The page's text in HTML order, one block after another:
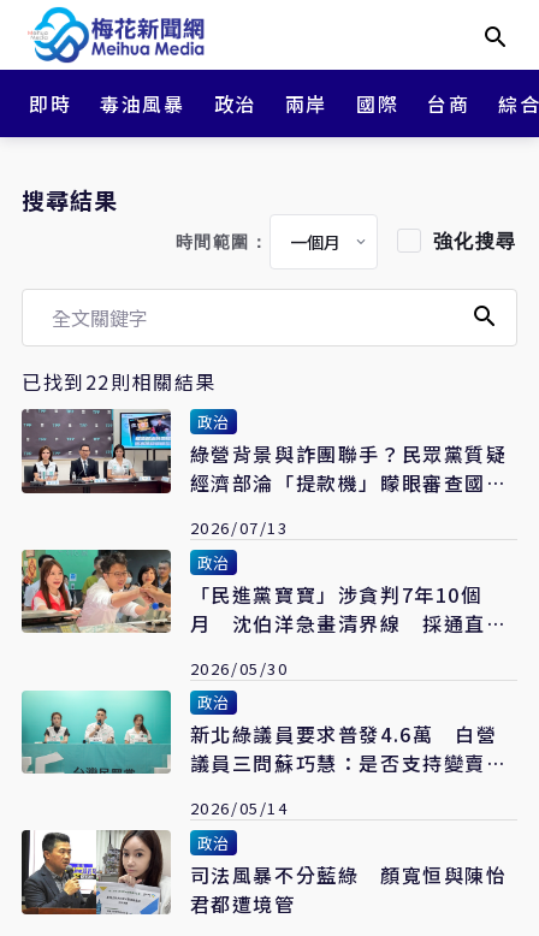
即時 毒油風暴 政治 兩岸 國際 台商 綜
搜尋結果
時間範圍： 強化搜尋
已找到22則相關結果
政治
綠營背景與詐團聯手？民眾黨質疑
經濟部淪「提款機」矇眼審查國家
2026/07/13
政治
「民進黨寶寶」涉貪判7年10個
月 沈伯洋急畫清界線 採通直接
2026/05/30
政治
新北綠議員要求普發4.6萬 白營
議員三問蘇巧慧：是否支持變賣市
2026/05/14
政治
司法風暴不分藍綠 顏寬恒與陳怡
君都遭境管